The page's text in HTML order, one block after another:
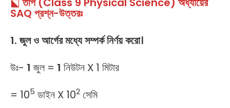
SAQ প্রশ্ন-উত্তরঃ
1. জুল ও আর্গের মধ্যে সম্পর্ক নির্ণয় করো।
উঃ- 1 জুল = 1 নিউটন X 1 মিটার
= 105 ডাইন X 102 সেমি